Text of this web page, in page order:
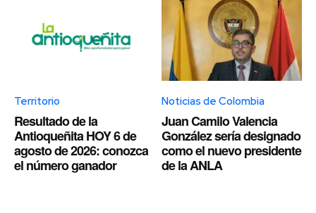
Territorio
Resultado de la
Antioqueñita HOY 6 de
agosto de 2026: conozca
el número ganador
Noticias de Colombia
Juan Camilo Valencia
González sería designado
como el nuevo presidente
de la ANLA